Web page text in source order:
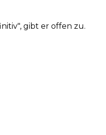
gibt er offen zu.